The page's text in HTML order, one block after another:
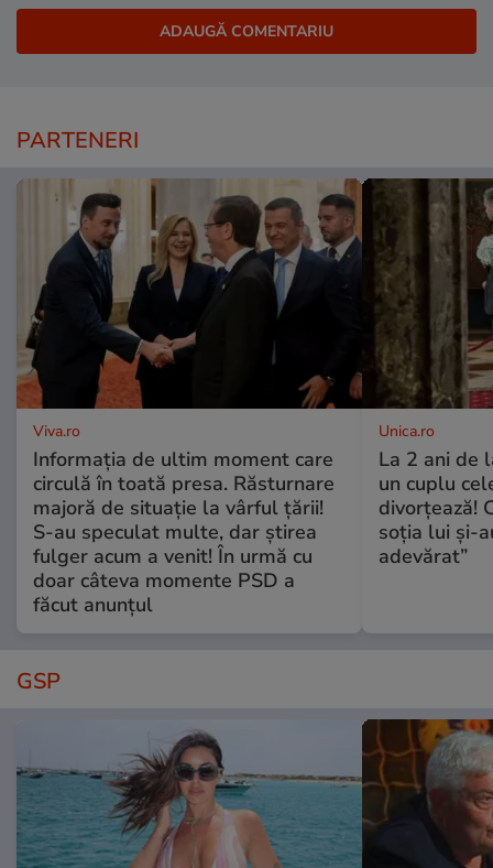
PARTENERI
Viva.ro
Informația de ultim moment care
circulă în toată presa. Răsturnare
majoră de situație la vârful țării!
S-au speculat multe, dar știrea
fulger acum a venit! În urmă cu
doar câteva momente PSD a
făcut anunțul
Unica.ro
La 2 ani de
un cuplu
divorțează!
soția lui și-
adevărat”
GSP